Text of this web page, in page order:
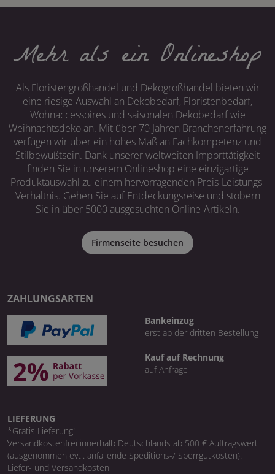
Mehr als ein Onlineshop
Als Floristengroßhandel und Dekogroßhandel bieten wir
eine riesige Auswahl an Dekobedarf, Floristenbedarf,
Wohnaccessoires und saisonalen Dekobedarf wie
Weihnachtsdeko an. Mit über 70 Jahren Branchenerfahrung
verfügen wir über ein hohes Maß an Fachkompetenz und
Stilbewußtsein. Dank unserer weltweiten Importtätigkeit
finden Sie in unserem Onlineshop eine einzigartige
Produktauswahl zu einem hervorragenden Preis-Leistungs-
Verhältnis. Gehen Sie auf Entdeckungsreise und stöbern
Sie in über 5000 ausgesuchten Online-Artikeln.
Firmenseite besuchen
ZAHLUNGSARTEN
Bankeinzug
erst ab der dritten Bestellung
Kauf auf Rechnung
auf Anfrage
LIEFERUNG
*Gratis Lieferung!
Versandkostenfrei innerhalb Deutschlands ab 500 € Auftragswert
(ausgenommen evtl. anfallende Speditions-/ Sperrgutkosten).
Liefer- und Versandkosten